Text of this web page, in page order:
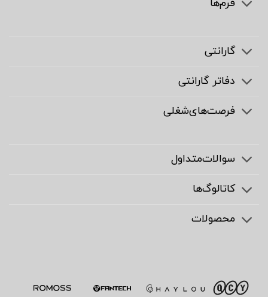
فرم‌ها
گارانتی
دفاتر گارانتی
فرصت‌های‌شغلی
سوالات‌متداول
کاتالوگ‌ها
محصولات